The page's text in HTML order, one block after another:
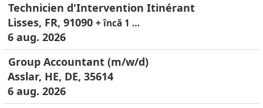
Technicien d'Intervention Itinérant
Lisses, FR, 91090 + încă 1 …
6 aug. 2026
Group Accountant (m/w/d)
Asslar, HE, DE, 35614
6 aug. 2026